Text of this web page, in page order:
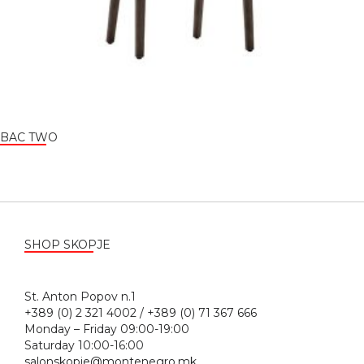
BAC TWO
SHOP SKOPJE
St. Anton Popov n.1
+389 (0) 2 321 4002 / +389 (0) 71 367 666
Monday – Friday 09:00-19:00
Saturday 10:00-16:00